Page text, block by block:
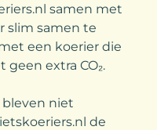
samen met
slim samen te
een koerier die
extra CO₂.
bleven niet
de